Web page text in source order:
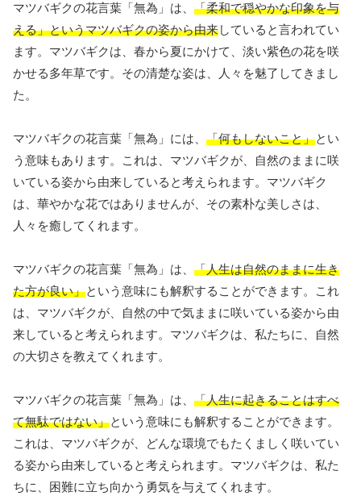
マツバギクの花言葉「無為」は、 「柔和で穏やかな印象を与
える」というマツバギクの姿から由来していると言われてい
ます。マツバギクは、春から夏にかけて、淡い紫色の花を咲
かせる多年草です。その清楚な姿は、人々を魅了してきまし
た。
マツバギクの花言葉「無為」には、 「何もしないこと」とい
う意味もあります。これは、マツバギクが、自然のままに咲
いている姿から由来していると考えられます。マツバギク
は、華やかな花ではありませんが、その素朴な美しさは、
人々を癒してくれます。
マツバギクの花言葉「無為」は、 「人生は自然のままに生き
た方が良い」という意味にも解釈することができます。これ
は、マツバギクが、自然の中で気ままに咲いている姿から由
来していると考えられます。マツバギクは、私たちに、自然
の大切さを教えてくれます。
マツバギクの花言葉「無為」は、 「人生に起きることはすべ
て無駄ではない」という意味にも解釈することができます。
これは、マツバギクが、どんな環境でもたくましく咲いてい
る姿から由来していると考えられます。マツバギクは、私た
ちに、困難に立ち向かう勇気を与えてくれます。